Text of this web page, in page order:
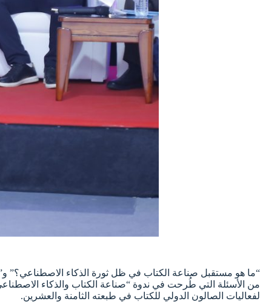
“ما هو مستقبل صناعة الكتاب في ظل ثورة الذكاء الاصطناعي؟”
من الأسئلة التي طُرحت في ندوة “صناعة الكتاب والذكاء
لفعاليات الصالون الدولي للكتاب في طبعته الثامنة والعشرين.